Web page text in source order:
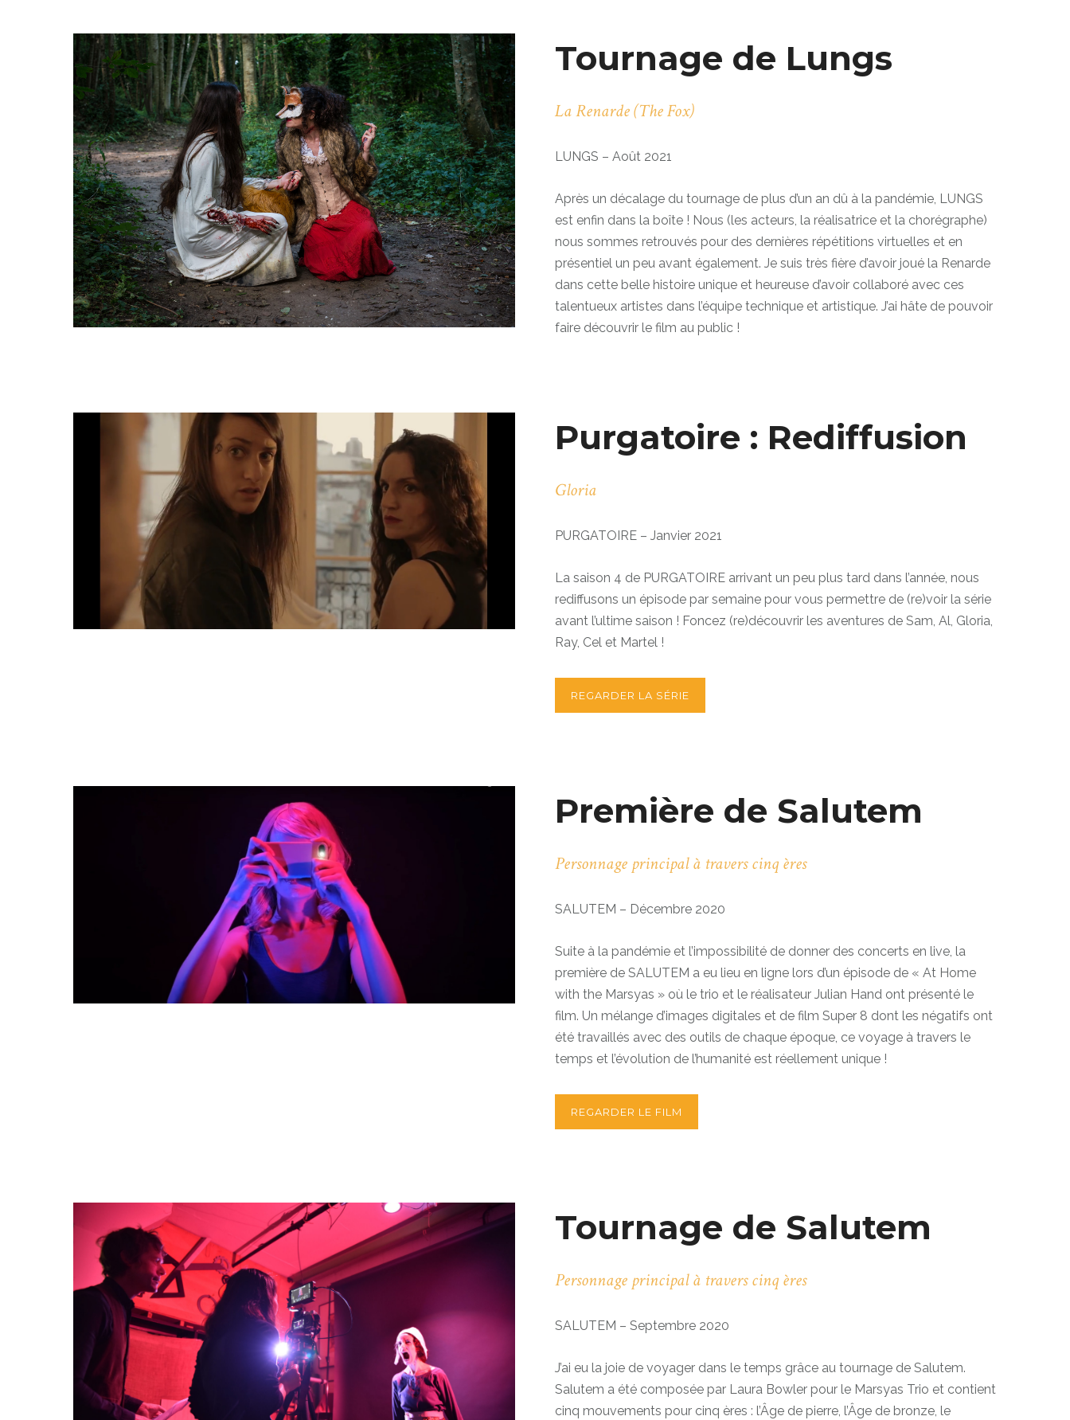
Tournage de Lungs
La Renarde (The Fox)
LUNGS – Août 2021
Après un décalage du tournage de plus d’un an dû à la pandémie, LUNGS
est enfin dans la boîte ! Nous (les acteurs, la réalisatrice et la chorégraphe)
nous sommes retrouvés pour des dernières répétitions virtuelles et en
présentiel un peu avant également. Je suis très fière d’avoir joué la Renarde
dans cette belle histoire unique et heureuse d’avoir collaboré avec ces
talentueux artistes dans l’équipe technique et artistique. J’ai hâte de pouvoir
faire découvrir le film au public !
Purgatoire : Rediffusion
Gloria
PURGATOIRE – Janvier 2021
La saison 4 de PURGATOIRE arrivant un peu plus tard dans l’année, nous
rediffusons un épisode par semaine pour vous permettre de (re)voir la série
avant l’ultime saison ! Foncez (re)découvrir les aventures de Sam, Al, Gloria,
Ray, Cel et Martel !
REGARDER LA SÉRIE
Première de Salutem
Personnage principal à travers cinq ères
SALUTEM – Décembre 2020
Suite à la pandémie et l’impossibilité de donner des concerts en live, la
première de SALUTEM a eu lieu en ligne lors d’un épisode de « At Home
with the Marsyas » où le trio et le réalisateur Julian Hand ont présenté le
film. Un mélange d’images digitales et de film Super 8 dont les négatifs ont
été travaillés avec des outils de chaque époque, ce voyage à travers le
temps et l’évolution de l’humanité est réellement unique !
REGARDER LE FILM
Tournage de Salutem
Personnage principal à travers cinq ères
SALUTEM – Septembre 2020
J’ai eu la joie de voyager dans le temps grâce au tournage de Salutem.
Salutem a été composée par Laura Bowler pour le Marsyas Trio et contient
cinq mouvements pour cinq ères : l’Âge de pierre, l’Âge de bronze, le